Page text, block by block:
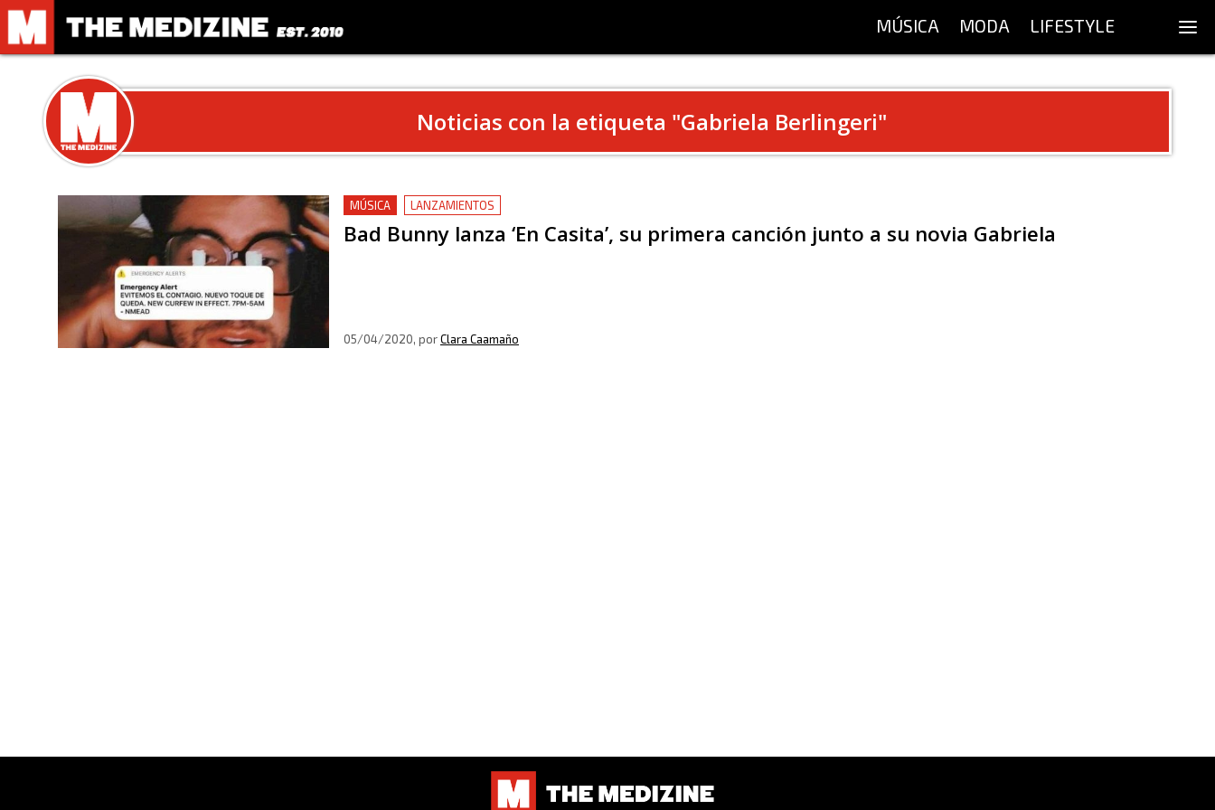
MÚSICA MODA LIFESTYLE
Noticias con la etiqueta "Gabriela Berlingeri"
MÚSICA LANZAMIENTOS
Bad Bunny lanza ‘En Casita’, su primera canción junto a su novia Gabriela
05/04/2020, porClara Caamaño